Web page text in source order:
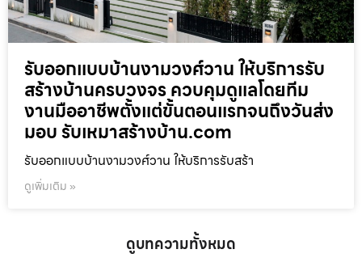
รับออกแบบบ้านงามวงศ์วาน ให้บริการรับ
สร้างบ้านครบวงจร ควบคุมดูแลโดยทีม
งานมืออาชีพตั้งแต่ขั้นตอนแรกจนถึงวันส่ง
มอบ รับเหมาสร้างบ้าน.com
รับออกแบบบ้านงามวงศ์วาน ให้บริการรับสร้า
ดูเพิ่มเติม »
ดูบทความทั้งหมด